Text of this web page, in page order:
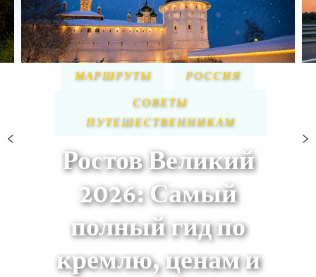
МАРШРУТЫ РОССИЯ
СОВЕТЫ
ПУТЕШЕСТВЕННИКАМ
Ростов Великий
2026: Самый
полный гид по
кремлю, ценам и